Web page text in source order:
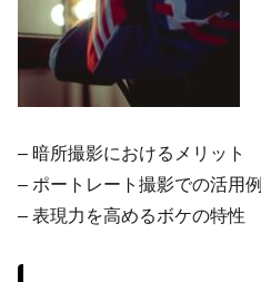
– 暗所撮影におけるメリット
– ポートレート撮影での活用例
– 表現力を高めるボケの特性